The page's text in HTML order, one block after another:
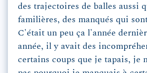
des trajectoires de balles aussi
familières, des manqués qui
C'était un peu ça l'année
année, il y avait des
certains coups que je tapais, je